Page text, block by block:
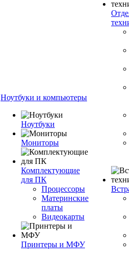
Ноутбуки и компьютеры
Ноутбуки
Мониторы
Комплектующие
для ПК
Процессоры
Материнские
платы
Видеокарты
Принтеры и МФУ